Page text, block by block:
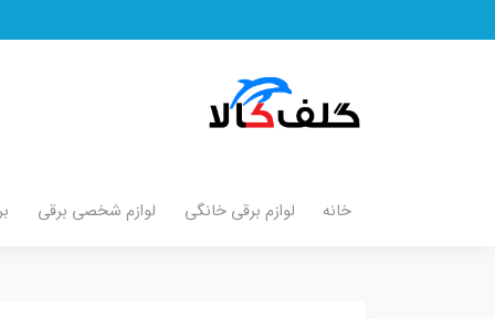
خانه لوازم برقی خانگی لوازم شخصی برقی